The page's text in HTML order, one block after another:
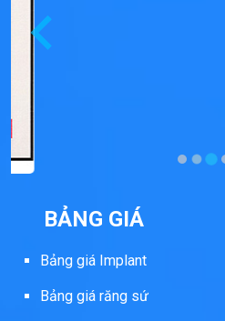
BẢNG GIÁ
Bảng giá Implant
Bảng giá răng sứ